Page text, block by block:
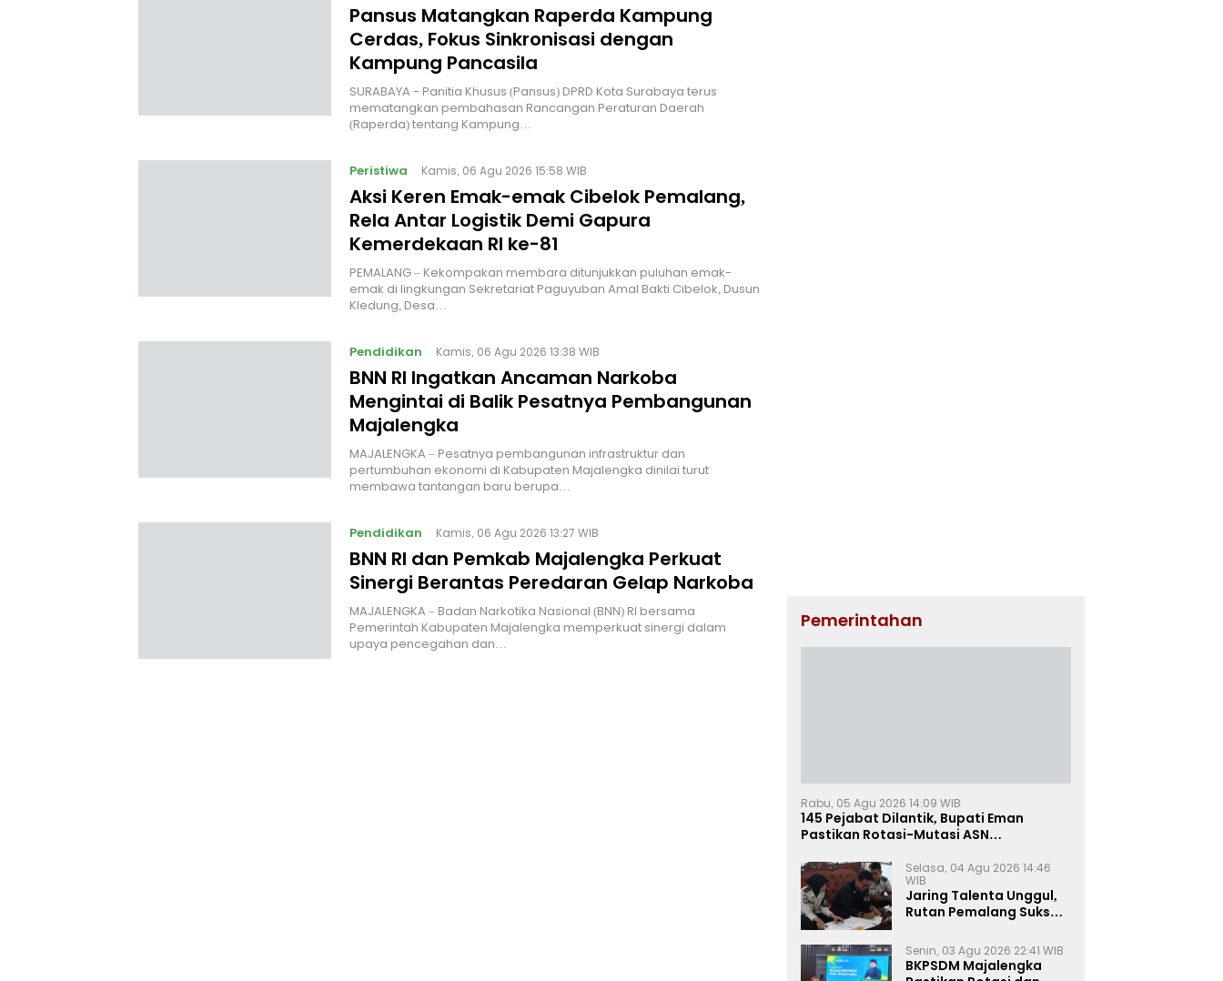
Pansus Matangkan Raperda Kampung
Cerdas, Fokus Sinkronisasi dengan
Kampung Pancasila
‎SURABAYA - Panitia Khusus (Pansus) DPRD Kota Surabaya terus
mematangkan pembahasan Rancangan Peraturan Daerah
(Raperda) tentang Kampung…
Peristiwa Kamis, 06 Agu 2026 15:58 WIB
Aksi Keren Emak-emak Cibelok Pemalang,
Rela Antar Logistik Demi Gapura
Kemerdekaan RI ke-81
PEMALANG – Kekompakan membara ditunjukkan puluhan emak-
emak di lingkungan Sekretariat Paguyuban Amal Bakti Cibelok, Dusun
Kledung, Desa…
Pendidikan Kamis, 06 Agu 2026 13:38 WIB
BNN RI Ingatkan Ancaman Narkoba
Mengintai di Balik Pesatnya Pembangunan
Majalengka
MAJALENGKA – Pesatnya pembangunan infrastruktur dan
pertumbuhan ekonomi di Kabupaten Majalengka dinilai turut
membawa tantangan baru berupa…
Pendidikan Kamis, 06 Agu 2026 13:27 WIB
BNN RI dan Pemkab Majalengka Perkuat
Sinergi Berantas Peredaran Gelap Narkoba
MAJALENGKA – Badan Narkotika Nasional (BNN) RI bersama
Pemerintah Kabupaten Majalengka memperkuat sinergi dalam
upaya pencegahan dan…
Pemerintahan
Rabu, 05 Agu 2026 14:09 WIB
145 Pejabat Dilantik, Bupati Eman
Pastikan Rotasi-Mutasi ASN
Selasa, 04 Agu 2026 14:46
WIB
Jaring Talenta Unggul,
Rutan Pemalang Sukses
Wawancara Magang
Kemnaker
Senin, 03 Agu 2026 22:41 WIB
BKPSDM Majalengka